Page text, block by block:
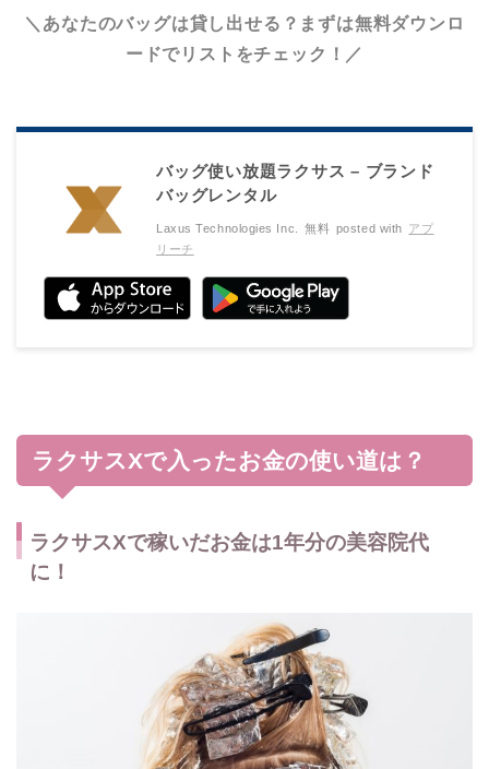
＼あなたのバッグは貸し出せる？まずは無料ダウンロ
ードでリストをチェック！／
バッグ使い放題ラクサス – ブランド
バッグレンタル
Laxus Technologies Inc. 無料 posted with アプ
リーチ
ラクサスXで入ったお金の使い道は？
ラクサスXで稼いだお金は1年分の美容院代
に！